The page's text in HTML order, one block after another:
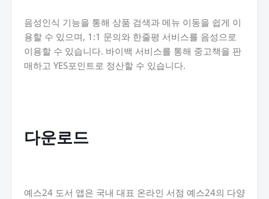
음성인식 기능을 통해 상품 검색과 메뉴 이동을 쉽게 이
용할 수 있으며, 1:1 문의와 한줄평 서비스를 음성으로
이용할 수 있습니다. 바이백 서비스를 통해 중고책을 판
매하고 YES포인트로 정산할 수 있습니다.
다운로드
예스24 도서 앱은 국내 대표 온라인 서점 예스24의 다양